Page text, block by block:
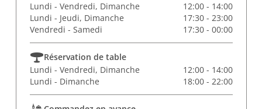
Lundi - Vendredi, Dimanche
12:00 - 14:00
Lundi - Jeudi, Dimanche
17:30 - 23:00
Vendredi - Samedi
17:30 - 00:00
Réservation de table
Lundi - Vendredi, Dimanche
12:00 - 14:00
Lundi - Dimanche
18:00 - 22:00